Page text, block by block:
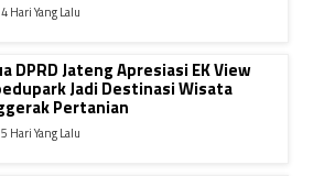
Hari Yang Lalu
DPRD Jateng Apresiasi EK View
Jadi Destinasi Wisata
Pertanian
Hari Yang Lalu